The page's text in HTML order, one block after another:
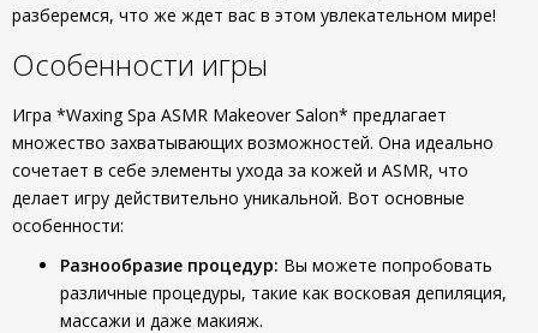
разберемся, что же ждет вас в этом увлекательном мире!
Особенности игры
Игра *Waxing Spa ASMR Makeover Salon* предлагает
множество захватывающих возможностей. Она идеально
сочетает в себе элементы ухода за кожей и ASMR, что
делает игру действительно уникальной. Вот основные
особенности:
Разнообразие процедур: Вы можете попробовать
различные процедуры, такие как восковая депиляция,
массажи и даже макияж.